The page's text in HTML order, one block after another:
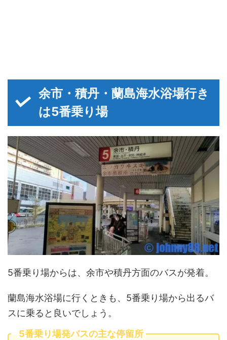
余市・積丹・蘭島海水浴場行き
は5番乗り場
5番乗り場からは、余市や積丹方面のバスが発着。
蘭島海水浴場に行くときも、5番乗り場から出るバ
スに乗ると良いでしょう。
5番乗り場発バスの主な停留所